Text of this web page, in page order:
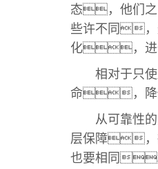
态，他们之
些许不同，
化，进
相对于只使
命，降
从可靠性的
层保障，
也要相同